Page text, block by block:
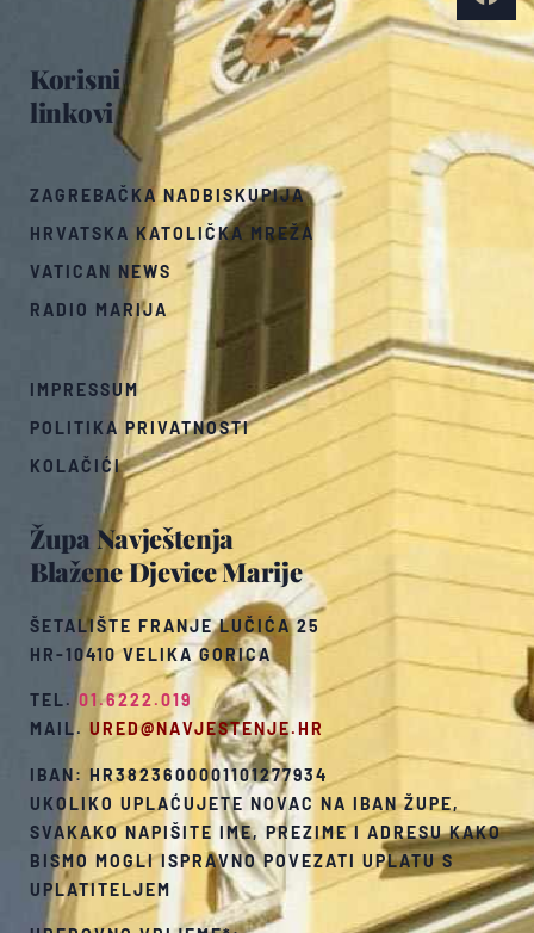
Župa Navještenja
Blažene Djevice Marije
ŠETALIŠTE FRANJE LUČIĆA 25
HR-10410 VELIKA GORICA
TEL.01.6222.019
MAIL. URED@NAVJESTENJE.HR
IBAN: HR3823600001101277934
UKOLIKO UPLAĆUJETE NOVAC NA IBAN ŽUPE,
SVAKAKO NAPIŠITE IME, PREZIME I ADRESU KAKO
BISMO MOGLI ISPRAVNO POVEZATI UPLATU S
UPLATITELJEM
Korisni
linkovi
ZAGREBAČKA NADBISKUPIJA
HRVATSKA KATOLIČKA MREŽA
VATICAN NEWS
RADIO MARIJA
IMPRESSUM
POLITIKA PRIVATNOSTI
KOLAČIĆI